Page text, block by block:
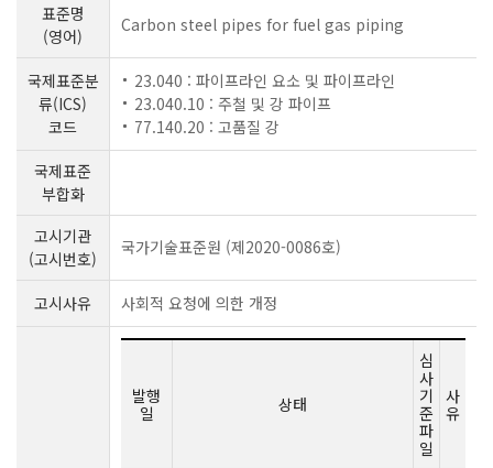
표준명
(영어)
Carbon steel pipes for fuel gas piping
국제표준분
류(ICS)
코드
23.040 : 파이프라인 요소 및 파이프라인
23.040.10 : 주철 및 강 파이프
77.140.20 : 고품질 강
국제표준
부합화
고시기관
(고시번호)
국가기술표준원 (제2020-0086호)
고시사유 사회적 요청에 의한 개정
발행
일
상태
심
사
기
준
파
일
사
유